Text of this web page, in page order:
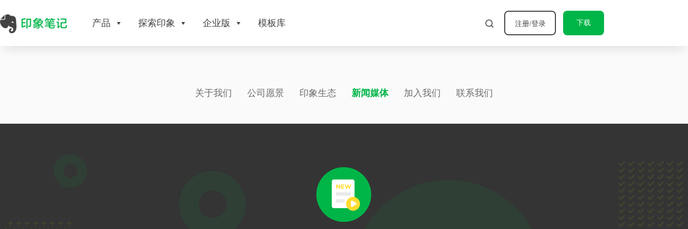
产品 探索印象 企业版 模板库 下载
注册/登录
关于我们 公司愿景 印象生态 新闻媒体 加入我们 联系我们